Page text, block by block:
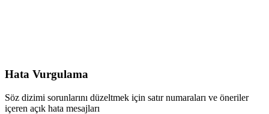
Hata Vurgulama
Söz dizimi sorunlarını düzeltmek için satır numaraları ve öneriler
içeren açık hata mesajları